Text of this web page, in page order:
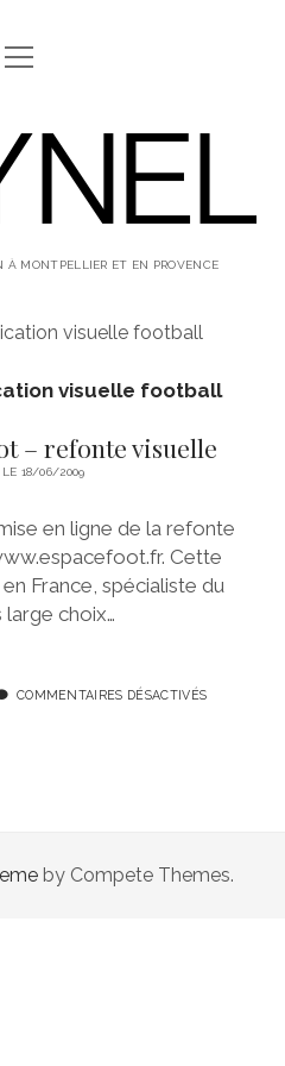
ABOUT
twitterinstagram
linkedin
ouvrir
menu
À MONTPELLIER ET EN PROVENCE
visuelle football
visuelle football
– refonte visuelle
LE 18/06/2009
en ligne de la refonte
Cette
France, spécialiste du
choix…
COMMENTAIRES DÉSACTIVÉS
by Compete Themes.